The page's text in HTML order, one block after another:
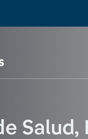
Salud,